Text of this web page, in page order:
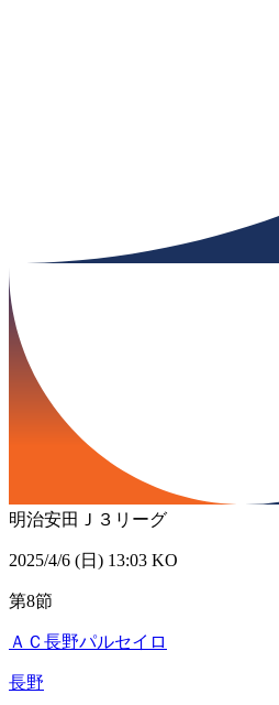
明治安田Ｊ３リーグ
2025/4/6 (日) 13:03 KO
第8節
ＡＣ長野パルセイロ
長野